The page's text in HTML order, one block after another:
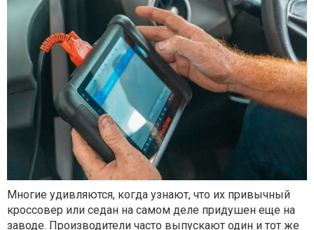
Многие удивляются, когда узнают, что их привычный
кроссовер или седан на самом деле придушен еще на
заводе. Производители часто выпускают один и тот же